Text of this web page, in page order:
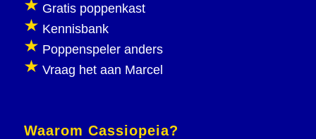
Gratis poppenkast
Kennisbank
Poppenspeler anders
Vraag het aan Marcel
Waarom Cassiopeia?